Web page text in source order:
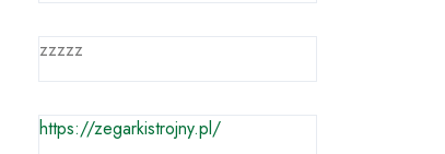
zzzzz
https://zegarkistrojny.pl/